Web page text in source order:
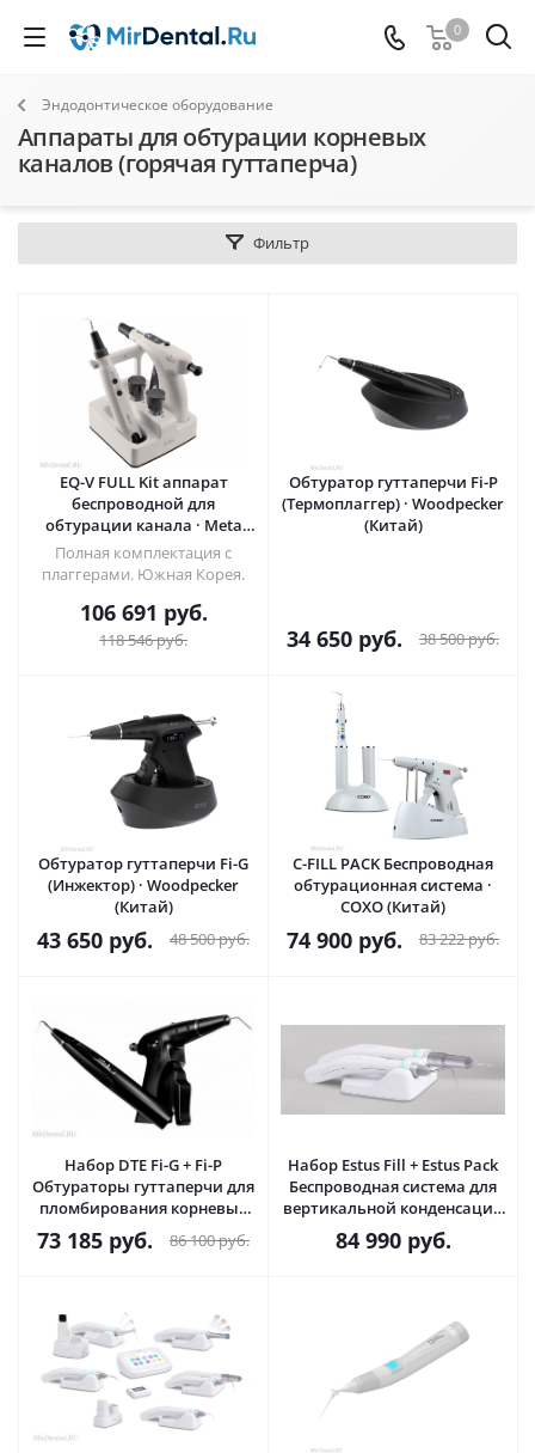
0
Эндодонтическое оборудование
Аппараты для обтурации корневых
каналов (горячая гуттаперча)
Фильтр
EQ-V FULL Kit аппарат
беспроводной для
обтурации канала · Meta
Systems (Ю.Корея)
Полная комплектация с
плаггерами. Южная Корея.
106 691 руб.
118 546руб.
Обтуратор гуттаперчи Fi-P
(Термоплаггер) · Woodpecker
(Китай)
34 650 руб. 38 500руб.
Обтуратор гуттаперчи Fi-G
(Инжектор) · Woodpecker
(Китай)
43 650 руб. 48 500руб.
C-FILL PACK Беспроводная
обтурационная система ·
COXO (Китай)
74 900 руб. 83 222руб.
Набор DTE Fi-G + Fi-P
Обтураторы гуттаперчи для
пломбирования корневых
каналов · Woodpecker
(Китай)
73 185 руб. 86 100руб.
Набор Estus Fill + Estus Pack
Беспроводная система для
вертикальной конденсации
гуттаперчи и трехмерной
обтурации · Geosoft Dent
84 990руб.